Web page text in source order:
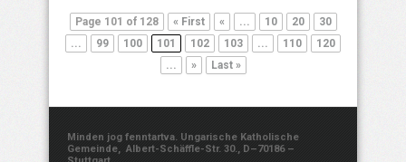
Page 101 of 128 « First « ... 10 20
30
...
99 100 101 102 103 ... 110
120
...
» Last »
Minden jog fenntartva. Ungarische Katholische
Gemeinde, Albert-Schäffle-Str. 30., D–70186 –